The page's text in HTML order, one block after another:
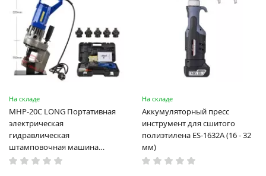
На складе
MHP-20C LONG Портативная
электрическая
гидравлическая
штамповочная машина
высокая мощность и мощный
На складе
Аккумуляторный пресс
инструмент для сшитого
полиэтилена ES-1632A (16 - 32
мм)